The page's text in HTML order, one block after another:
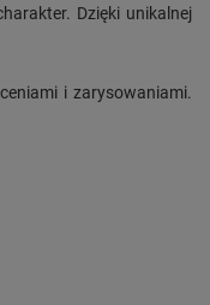
Dzięki unikalnej
i zarysowaniami.